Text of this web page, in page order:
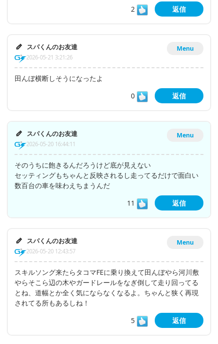
2 返信
Menu
スパくんのお友達
2026-05-21 3:21:26
田んぼ横断しそうになったよ
0
返信
Menu
スパくんのお友達
2026-05-20 16:44:11
そのうちに飽きるんだろうけど底が見えない
セッティングもちゃんと反映されるし走ってるだけで面白い
数百台の車を味わえちまうんだ
11
返信
Menu
スパくんのお友達
2026-05-20 12:43:57
スキルソング来たらタコマFEに乗り換えて田んぼやら河川敷
やらそこら辺の木やガードレールをなぎ倒して走り回ってる
とね、道幅とか全く気にならなくなるよ。ちゃんと狭く再現
されてる所もあるしね！
5
返信